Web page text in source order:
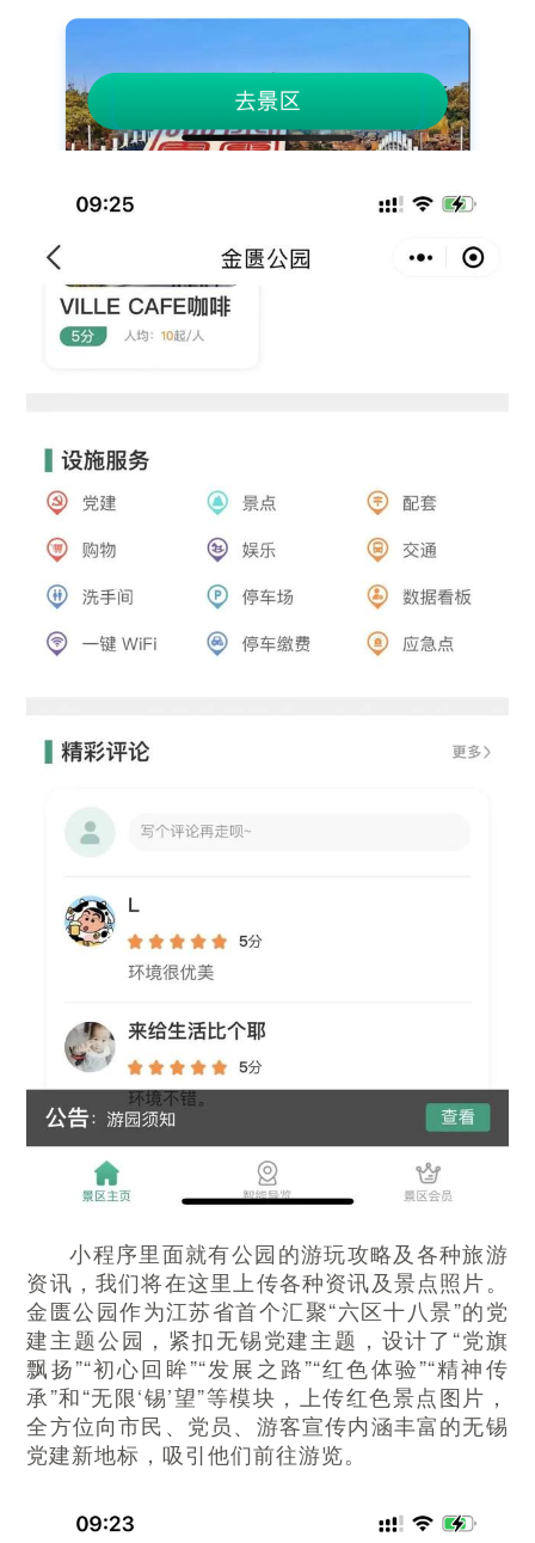
小程序里面就有公园的游玩攻略及各种旅游
资讯，我们将在这里上传各种资讯及景点照片。
金匮公园作为江苏省首个汇聚“六区十八景”的党
建主题公园，紧扣无锡党建主题，设计了“党旗
飘扬”“初心回眸”“发展之路”“红色体验”“精神传
承”和“无限‘锡’望”等模块，上传红色景点图片，
全方位向市民、党员、游客宣传内涵丰富的无锡
党建新地标，吸引他们前往游览。